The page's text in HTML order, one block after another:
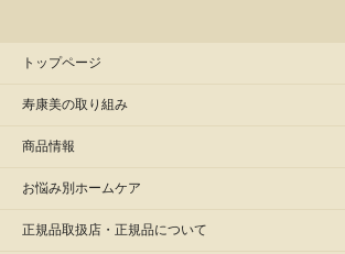
トップページ
寿康美の取り組み
商品情報
お悩み別ホームケア
正規品取扱店・正規品について